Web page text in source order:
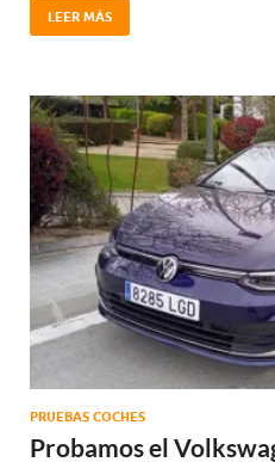
LEER MÁS
PRUEBAS COCHES
Probamos el